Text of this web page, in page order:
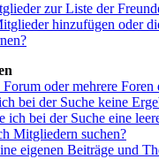
zur Liste der
hinzufügen oder
oder mehrere Foren
bei der Suche keine
ich bei der Suche eine
Mitgliedern suchen?
eigenen Beiträge und